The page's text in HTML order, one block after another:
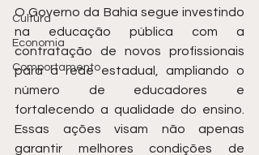
Cultura
Economia
Comportamento
O Governo da Bahia segue investindo
na educação pública com a
contratação de novos profissionais
para a rede estadual, ampliando o
número de educadores e
fortalecendo a qualidade do ensino.
Essas ações visam não apenas
garantir melhores condições de